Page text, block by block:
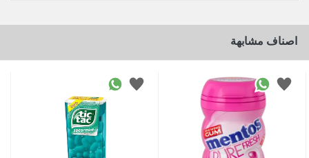
اصناف مشابهة